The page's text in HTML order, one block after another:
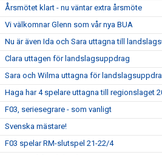
Årsmötet klart - nu väntar extra årsmöte
Vi välkomnar Glenn som vår nya BUA
Nu är även Ida och Sara uttagna till
Clara uttagen för landslagsuppdrag
Sara och Wilma uttagna för
Haga har 4 spelare uttagna till regionslaget
F03, seriesegrare - som vanligt
Svenska mästare!
F03 spelar RM-slutspel 21-22/4